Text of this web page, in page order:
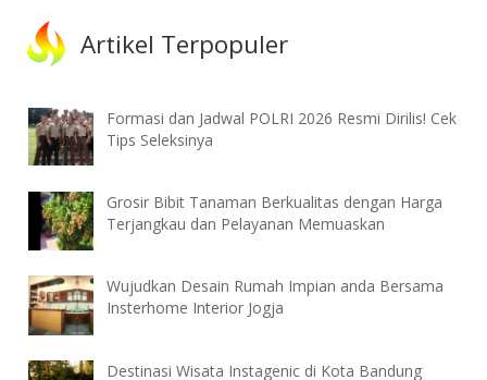
Artikel Terpopuler
Formasi dan Jadwal POLRI 2026 Resmi Dirilis! Cek
Tips Seleksinya
Grosir Bibit Tanaman Berkualitas dengan Harga
Terjangkau dan Pelayanan Memuaskan
Wujudkan Desain Rumah Impian anda Bersama
Insterhome Interior Jogja
Destinasi Wisata Instagenic di Kota Bandung